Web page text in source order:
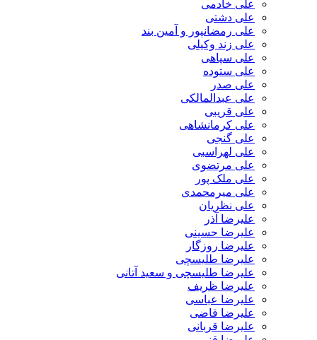
علی خادمی
علی دشتی
علی رمضانپور و آمین بند
علی زند وکیلی
علی سپاهی
علی ستوده
علی صدر
علی عبدالمالکی
علی قریبی
علی کرمانشاهی
علی گنجی
علی لهراسبی
علی مرتضوی
علی ملک پور
علی میرمحمدی
علی نظریان
علیرضا آذر
علیرضا حسینی
علیرضا روزگار
علیرضا طلیسچی
علیرضا طلیسچی و سعید آتانی
علیرضا ظریف
علیرضا عباسی
علیرضا قاضی
علیرضا قربانی